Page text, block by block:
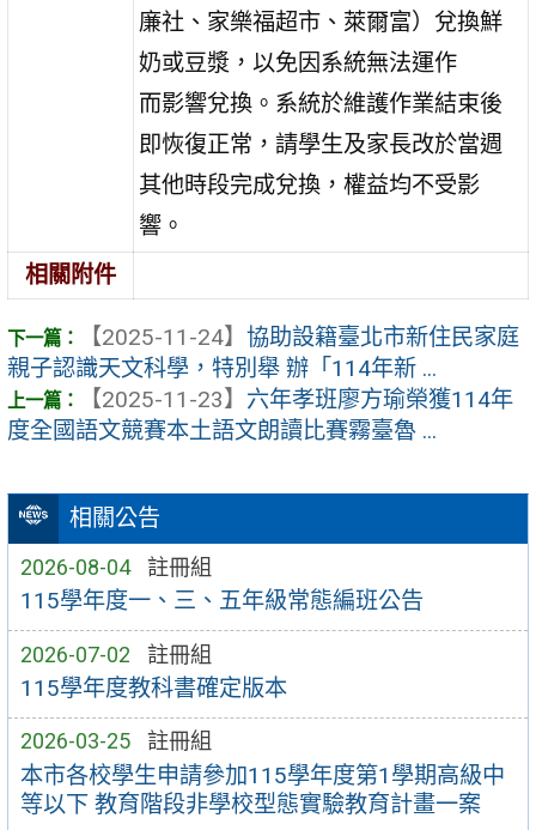
相關公告
2026-08-04 註冊組
115學年度一、三、五年級常態編班公告
2026-07-02 註冊組
115學年度教科書確定版本
2026-03-25 註冊組
本市各校學生申請參加115學年度第1學期高級中
等以下 教育階段非學校型態實驗教育計畫一案
廉社、家樂福超市、萊爾富）兌換鮮
奶或豆漿，以免因系統無法運作
而影響兌換。系統於維護作業結束後
即恢復正常，請學生及家長改於當週
其他時段完成兌換，權益均不受影
響。
相關附件
【2025-11-24】 協助設籍臺北市新住民家庭
親子認識天文科學，特別舉 辦「114年新 ...
【2025-11-23】 六年孝班廖方瑜榮獲114年
度全國語文競賽本土語文朗讀比賽霧臺魯 ...